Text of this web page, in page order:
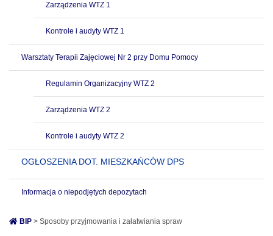
Zarządzenia WTZ 1
Kontrole i audyty WTZ 1
Warsztaty Terapii Zajęciowej Nr 2 przy Domu Pomocy
Regulamin Organizacyjny WTZ 2
Zarządzenia WTZ 2
Kontrole i audyty WTZ 2
OGŁOSZENIA DOT. MIESZKAŃCÓW DPS
Informacja o niepodjętych depozytach
BIP > Sposoby przyjmowania i załatwiania spraw